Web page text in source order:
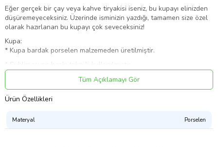
Eğer gerçek bir çay veya kahve tiryakisi iseniz, bu kupayı elinizden
düşüremeyeceksiniz. Üzerinde isminizin yazdığı, tamamen size özel
olarak hazırlanan bu kupayı çok seveceksiniz!
Kupa:
* Kupa bardak porselen malzemeden üretilmiştir.
* Sublimasyon baskı tekniği kullanılmıştır.
* Bardak üzerindeki baskı uzun ömürlü ve kalıcıdır.
Ürün Kodu:
Tüm Açıklamayı Gör
Ürün Özellikleri
Materyal Porselen